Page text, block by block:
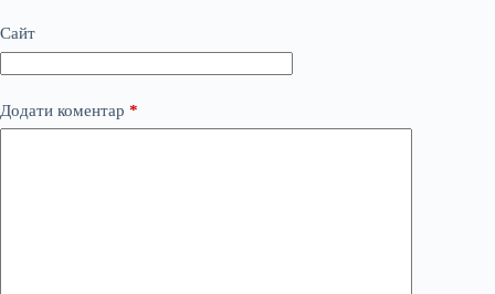
Сайт
Додати коментар *